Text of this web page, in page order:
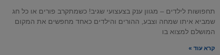
תחפושות לילדים – מגוון ענק בצעצועי שגיב! כשמתקרב פורים או כל חג
שמביא איתו שמחה וצבע, ההורים והילדים כאחד מחפשים את המקום
המושלם למצוא בו
קרא עוד »